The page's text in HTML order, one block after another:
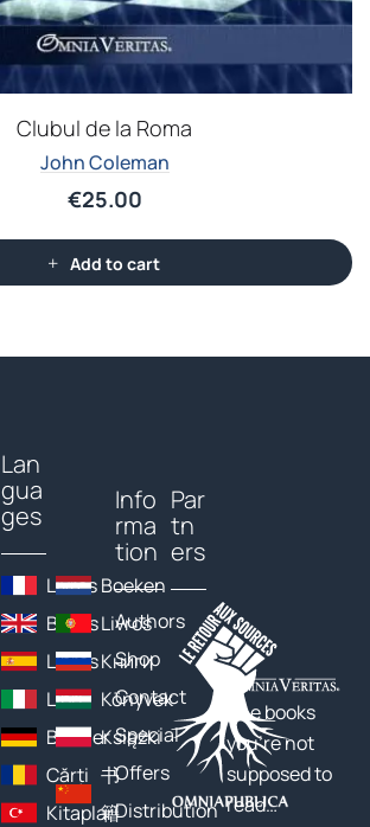
Clubul de la Roma
John Coleman
€25.00
Add to cart
Lan
gua
ges
Livres
Books
Libros
Libri
Bücher
Cărți
Kitaplar
Boeken
Livros
Книги
Könyvek
Książki
书
籍
Info
rma
tion
Authors
Shop
Contact
Special
Offers
Distribution
Par
tn
ers
The books
you’re not
supposed to
read…